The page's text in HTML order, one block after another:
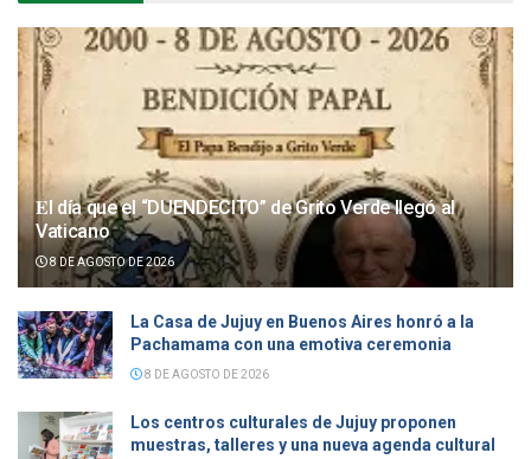
𝐄l día que el “DUENDECITO” de Grito Verde llegó al
Vaticano
8 DE AGOSTO DE 2026
La Casa de Jujuy en Buenos Aires honró a la
Pachamama con una emotiva ceremonia
8 DE AGOSTO DE 2026
Los centros culturales de Jujuy proponen
muestras, talleres y una nueva agenda cultural